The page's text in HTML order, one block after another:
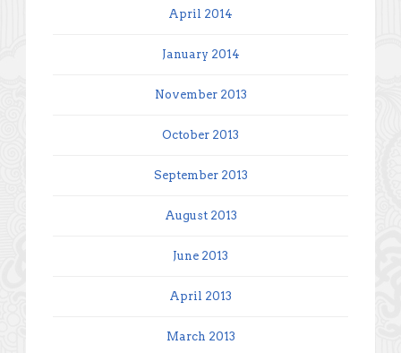
April 2014
January 2014
November 2013
October 2013
September 2013
August 2013
June 2013
April 2013
March 2013